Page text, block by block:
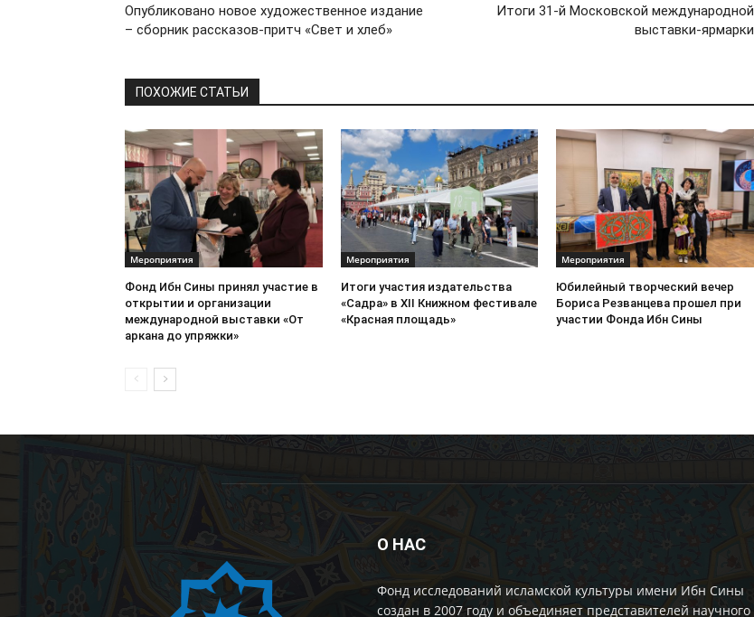
Опубликовано новое художественное издание
– сборник рассказов-притч «Свет и хлеб»
Итоги 31-й Московской международной
выставки-ярмарки
ПОХОЖИЕ СТАТЬИ
Мероприятия
Фонд Ибн Сины принял участие в
открытии и организации
международной выставки «От
аркана до упряжки»
Мероприятия
Итоги участия издательства
«Садра» в XII Книжном фестивале
«Красная площадь»
Мероприятия
Юбилейный творческий вечер
Бориса Резванцева прошел при
участии Фонда Ибн Сины
О НАС
Фонд исследований исламской культуры имени Ибн Сины
создан в 2007 году и объединяет представителей научного